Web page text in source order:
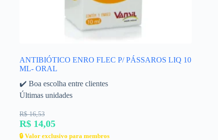
ANTIBIÓTICO ENRO FLEC P/ PÁSSAROS LIQ 10
ML- ORAL
✔️ Boa escolha entre clientes
Últimas unidades
R$ 16,53
R$ 14,05
🔒 Valor exclusivo para membros